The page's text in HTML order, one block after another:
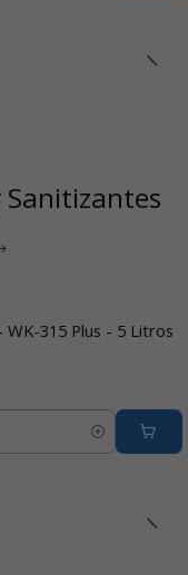
315 Plus - 5 Litros